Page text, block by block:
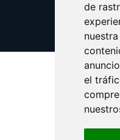
de
el
Update
Copyright